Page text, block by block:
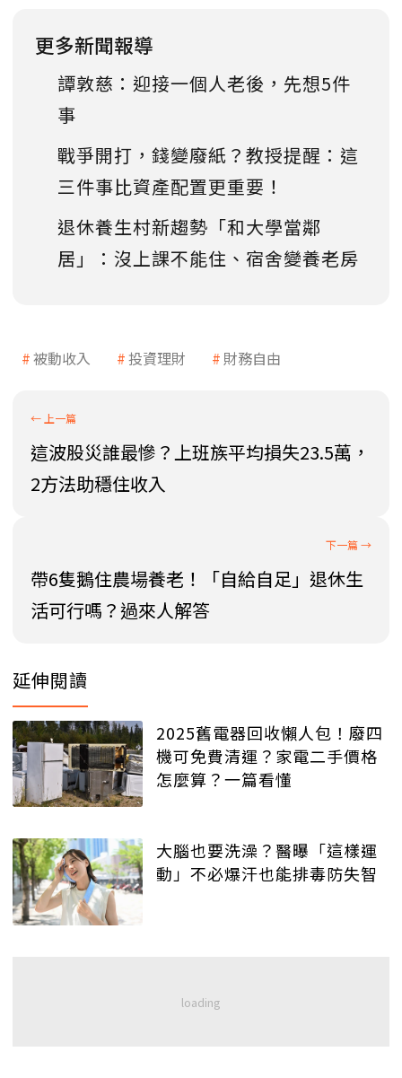
更多新聞報導
譚敦慈：迎接一個人老後，先想5件
事
戰爭開打，錢變廢紙？教授提醒：這
三件事比資產配置更重要！
退休養生村新趨勢「和大學當鄰
居」：沒上課不能住、宿舍變養老房
被動收入 投資理財 財務自由
這波股災誰最慘？上班族平均損失23.5萬，
2方法助穩住收入
帶6隻鵝住農場養老！「自給自足」退休生
活可行嗎？過來人解答
延伸閱讀
2025舊電器回收懶人包！廢四
機可免費清運？家電二手價格
怎麼算？一篇看懂
大腦也要洗澡？醫曝「這樣運
動」不必爆汗也能排毒防失智